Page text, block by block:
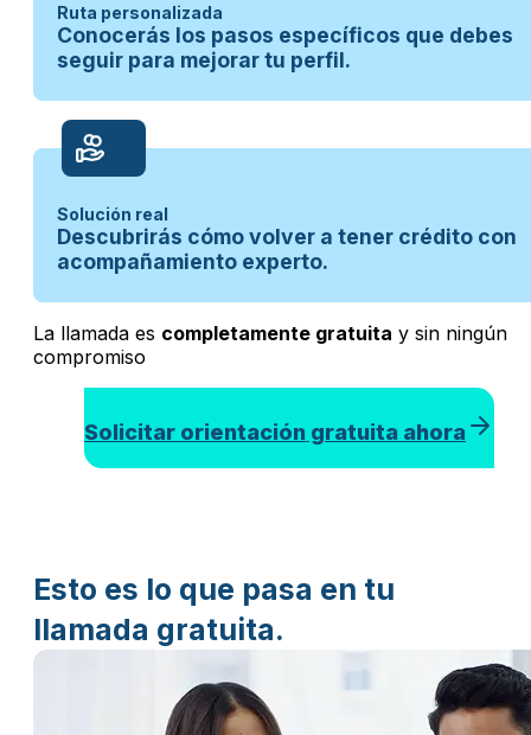
Ruta personalizada
Conocerás los pasos específicos que debes
seguir para mejorar tu perfil.
Solución real
Descubrirás cómo volver a tener crédito con
acompañamiento experto.
La llamada es completamente gratuita y sin ningún
compromiso
Solicitar orientación gratuita ahora
Esto es lo que pasa en tu
llamada gratuita.